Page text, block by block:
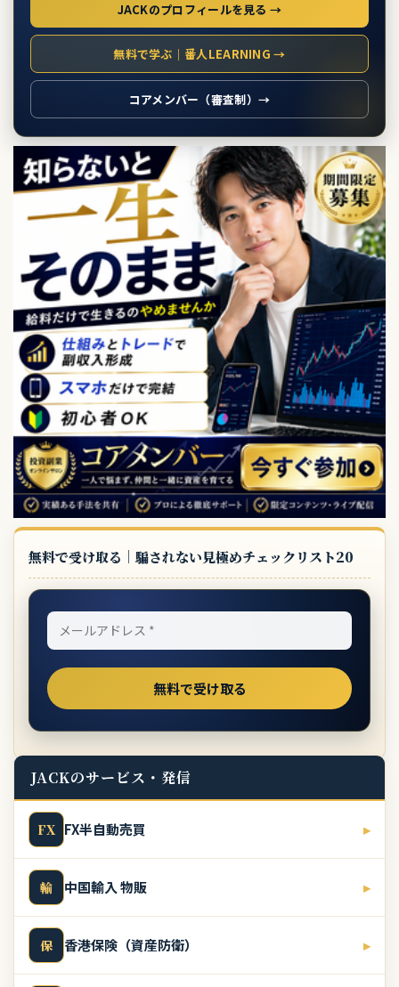
JACKのプロフィールを見る →
無料で学ぶ｜番人LEARNING →
コアメンバー（審査制）→
無料で受け取る｜騙されない見極めチェックリスト20
JACKのサービス・発信
FX FX半自動売買 ▸
輸 中国輸入 物販 ▸
保 香港保険（資産防衛） ▸